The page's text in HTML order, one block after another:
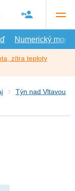
Numerický model
zítra teploty
Týn nad Vltavou